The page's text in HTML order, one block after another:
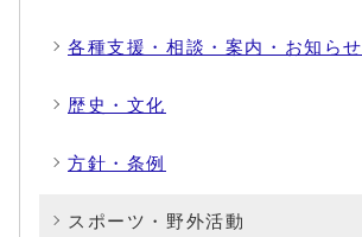
各種支援・相談・案内・お知らせ
歴史・文化
方針・条例
スポーツ・野外活動